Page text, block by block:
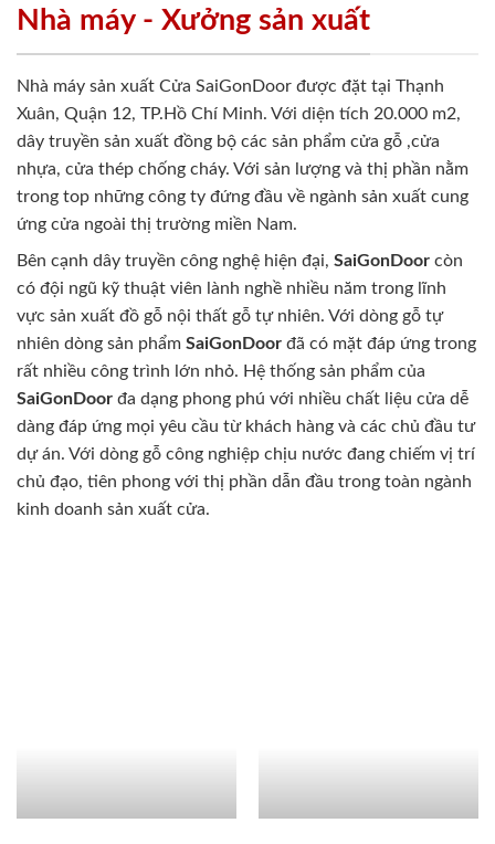
Nhà máy - Xưởng sản xuất
Nhà máy sản xuất Cửa SaiGonDoor được đặt tại Thạnh
Xuân, Quận 12, TP.Hồ Chí Minh. Với diện tích 20.000 m2,
dây truyền sản xuất đồng bộ các sản phẩm cửa gỗ ,cửa
nhựa, cửa thép chống cháy. Với sản lượng và thị phần nằm
trong top những công ty đứng đầu về ngành sản xuất cung
ứng cửa ngoài thị trường miền Nam.
Bên cạnh dây truyền công nghệ hiện đại, SaiGonDoor còn
có đội ngũ kỹ thuật viên lành nghề nhiều năm trong lĩnh
vực sản xuất đồ gỗ nội thất gỗ tự nhiên. Với dòng gỗ tự
nhiên dòng sản phẩm SaiGonDoor đã có mặt đáp ứng trong
rất nhiều công trình lớn nhỏ. Hệ thống sản phẩm của
SaiGonDoor đa dạng phong phú với nhiều chất liệu cửa dễ
dàng đáp ứng mọi yêu cầu từ khách hàng và các chủ đầu tư
dự án. Với dòng gỗ công nghiệp chịu nước đang chiếm vị trí
chủ đạo, tiên phong với thị phần dẫn đầu trong toàn ngành
kinh doanh sản xuất cửa.